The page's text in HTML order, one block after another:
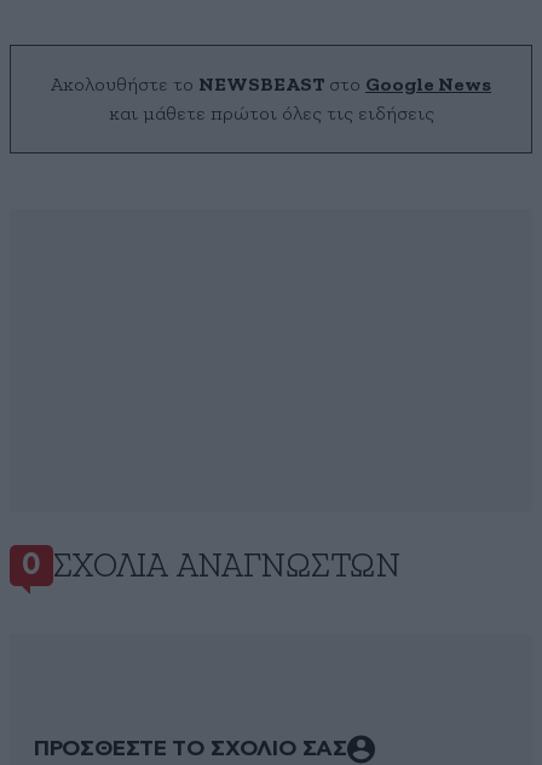
Ακολουθήστε το NEWSBEAST στο Google News
και μάθετε πρώτοι όλες τις ειδήσεις
0 ΣΧΌΛΙΑ ΑΝΑΓΝΩΣΤΏΝ
ΠΡΟΣΘΕΣΤΕ ΤΟ ΣΧΟΛΙΟ ΣΑΣ